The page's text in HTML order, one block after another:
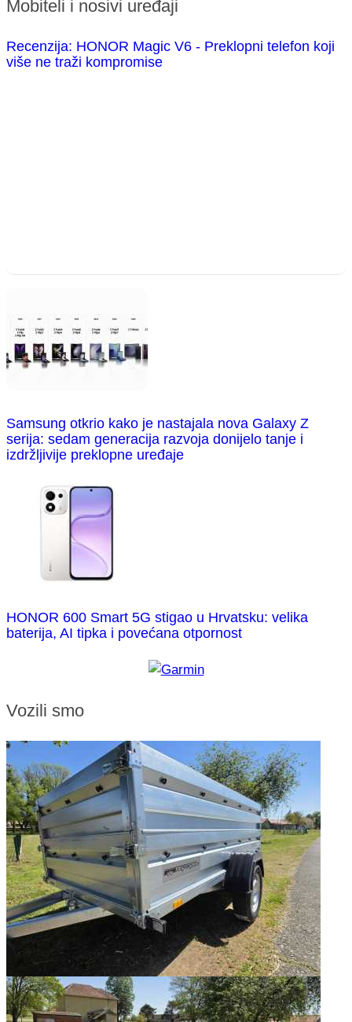
Mobiteli i nosivi uređaji
Recenzija: HONOR Magic V6 - Preklopni telefon koji
više ne traži kompromise
Samsung otkrio kako je nastajala nova Galaxy Z
serija: sedam generacija razvoja donijelo tanje i
izdržljivije preklopne uređaje
HONOR 600 Smart 5G stigao u Hrvatsku: velika
baterija, AI tipka i povećana otpornost
Vozili smo